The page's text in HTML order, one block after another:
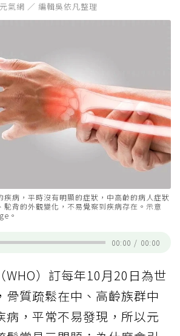
元氣網 ／ 編輯吳依凡整理
疾病，平時沒有明顯的症狀，中高齡的病人症狀
駝背的外觀變化，不易覺察到疾病存在。示意
。
00:00 / 00:00
WHO）訂每年10月20日為世
骨質疏鬆在中、高齡族群中
病，平常不易發現，所以元